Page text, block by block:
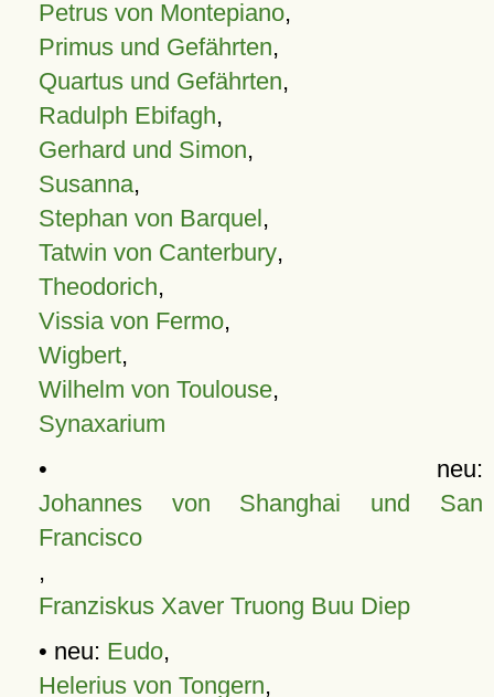
Petrus von Montepiano,
Primus und Gefährten,
Quartus und Gefährten,
Radulph Ebifagh,
Gerhard und Simon,
Susanna,
Stephan von Barquel,
Tatwin von Canterbury,
Theodorich,
Vissia von Fermo,
Wigbert,
Wilhelm von Toulouse,
Synaxarium
• neu:
Johannes von Shanghai und San
Francisco
,
Franziskus Xaver Truong Buu Diep
• neu: Eudo,
Helerius von Tongern,